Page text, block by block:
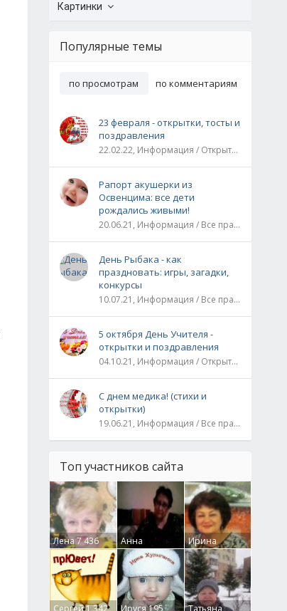
Картинки
Популярные темы
по просмотрам по комментариям
23 февраля - открытки, тосты и
поздравления
22.02.22, Информация / Открытки / Все праздники
Рапорт акушерки из
Освенцима: все дети
рождались живыми!
20.06.21, Информация / Все праздники / Рассказы и истории
День Рыбака - как
праздновать: игры, загадки,
конкурсы
10.07.21, Информация / Все праздники
5 октября День Учителя -
открытки и поздравления
04.10.21, Информация / Открытки / Все праздники
С днем медика! (стихи и
открытки)
19.06.21, Информация / Все праздники
Топ участников сайта
Лена7 436
Анна
Гумлевая0
Ирина
Бруцкая41
Сергей1 342 Ируся195
Татьяна